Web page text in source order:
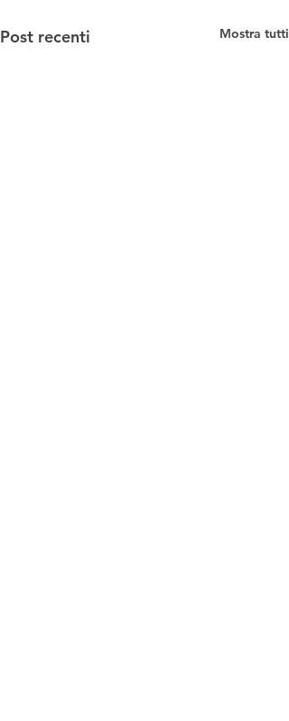
Post recenti Mostra tutti